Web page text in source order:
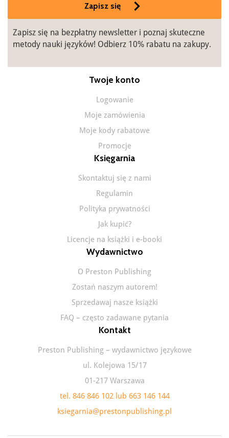
Zapisz się
Zapisz się na bezpłatny newsletter i poznaj skuteczne
metody nauki języków! Odbierz 10% rabatu na zakupy.
Twoje konto
Logowanie
Moje zamówienia
Moje kody rabatowe
Promocje
Księgarnia
Skontaktuj się z nami
Regulamin
Polityka prywatności
Jak kupić?
Licencje na książki i e-booki
Wydawnictwo
O Preston Publishing
Zostań naszym autorem!
Sprzedawaj nasze książki
FAQ – często zadawane pytania
Kontakt
Preston Publishing – wydawnictwo językowe
ul. Kolejowa 15/17
01-217 Warszawa
tel. 846 846 102 lub 663 146 144
ksiegarnia@prestonpublishing.pl